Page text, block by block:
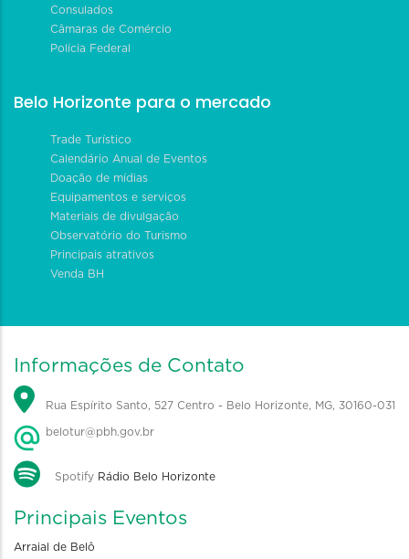
Consulados
Câmaras de Comércio
Polícia Federal
Belo Horizonte para o mercado
Trade Turístico
Calendário Anual de Eventos
Doação de mídias
Equipamentos e serviços
Materiais de divulgação
Observatório do Turismo
Principais atrativos
Venda BH
Informações de Contato
Rua Espírito Santo, 527 Centro - Belo Horizonte, MG, 30160-031
belotur@pbh.gov.br
Spotify Rádio Belo Horizonte
Principais Eventos
Arraial de Belô